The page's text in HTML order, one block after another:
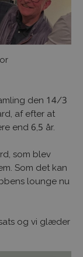
den 14/3
af efter at
end 6,5 år.
som blev
Som det kan
lounge nu
og vi glæder